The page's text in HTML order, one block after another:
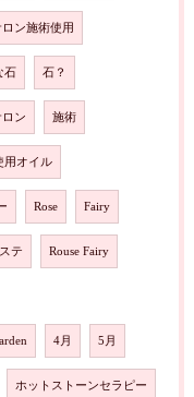
ン施術使用
石 石？
ロン 施術
用オイル
Rose Fairy
テ Rouse Fairy
4月 5月
ホットストーンセラピー